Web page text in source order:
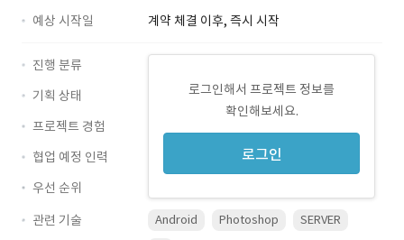
예상 시작일
계약 체결 이후, 즉시 시작
로그인해서 프로젝트 정보를
확인해보세요.
로그인
진행 분류
기획 상태
프로젝트 경험
협업 예정 인력
우선 순위
관련 기술
Android Photoshop
SERVER